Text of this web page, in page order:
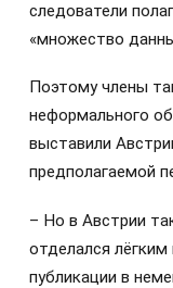
следователи
«множество
Поэтому члены
неформального
выставили
предполагаемой
– Но в Австрии
отделался лёгким
публикации в